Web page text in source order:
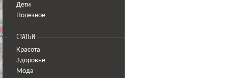
Дети
Полезное
СТАТЬИ
Красота
Здоровье
Мода